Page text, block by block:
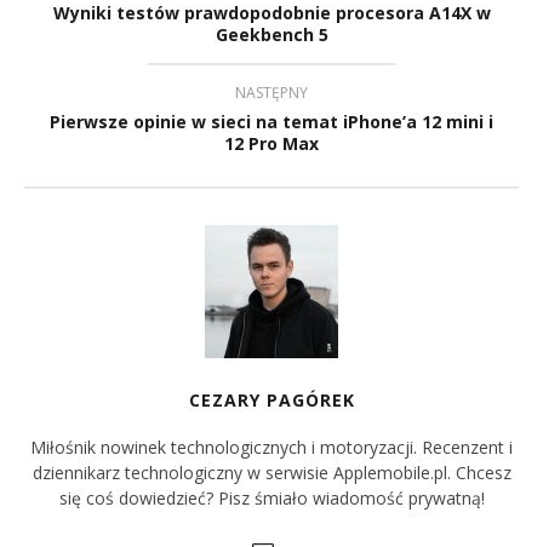
Wyniki testów prawdopodobnie procesora A14X w
Geekbench 5
NASTĘPNY
Pierwsze opinie w sieci na temat iPhone’a 12 mini i
12 Pro Max
CEZARY PAGÓREK
Miłośnik nowinek technologicznych i motoryzacji. Recenzent i
dziennikarz technologiczny w serwisie Applemobile.pl. Chcesz
się coś dowiedzieć? Pisz śmiało wiadomość prywatną!